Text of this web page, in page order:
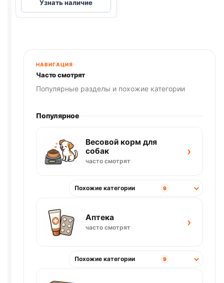
Holistic
(КРЕВЕТКИ,
Узнать наличие
НАВИГАЦИЯ
Часто смотрят
Популярные разделы и похожие категории
Популярное
Весовой корм для
собак
часто смотрят
›
Похожие категории 9
Аптека
часто смотрят ›
Похожие категории 9